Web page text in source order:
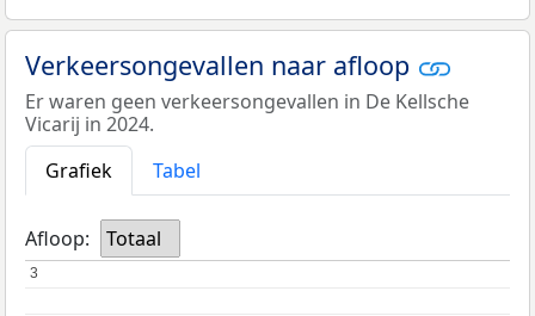
Verkeersongevallen naar afloop
Er waren geen verkeersongevallen in De Kellsche
Vicarij in 2024.
Grafiek
Tabel
Afloop: Totaal
3
3